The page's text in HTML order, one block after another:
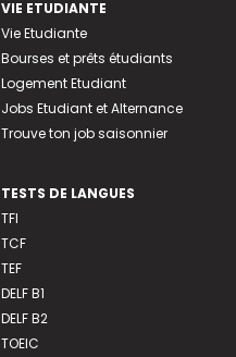
VIE ETUDIANTE
Vie Etudiante
Bourses et prêts étudiants
Logement Etudiant
Jobs Etudiant et Alternance
Trouve ton job saisonnier
TESTS DE LANGUES
TFI
TCF
TEF
DELF B1
DELF B2
TOEIC